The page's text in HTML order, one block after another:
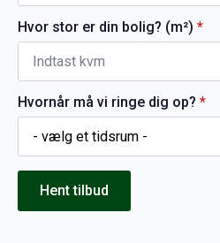
Hvor stor er din bolig? (m²) *
Hvornår må vi ringe dig op? *
Hent tilbud